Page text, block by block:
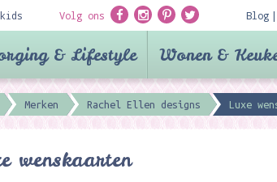
Volg ons Blog
& Lifestyle Wonen &
Merken Rachel Ellen designs Luxe
wenskaarten